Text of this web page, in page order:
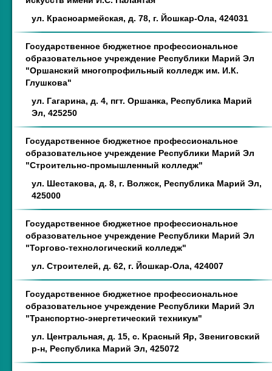
ул. Красноармейская, д. 78, г. Йошкар-Ола, 424031
Государственное бюджетное профессиональное
образовательное учреждение Республики Марий Эл
"Оршанский многопрофильный колледж им. И.К.
Глушкова"
ул. Гагарина, д. 4, пгт. Оршанка, Республика Марий
Эл, 425250
Государственное бюджетное профессиональное
образовательное учреждение Республики Марий Эл
"Строительно-промышленный колледж"
ул. Шестакова, д. 8, г. Волжск, Республика Марий Эл,
425000
Государственное бюджетное профессиональное
образовательное учреждение Республики Марий Эл
"Торгово-технологический колледж"
ул. Строителей, д. 62, г. Йошкар-Ола, 424007
Государственное бюджетное профессиональное
образовательное учреждение Республики Марий Эл
"Транспортно-энергетический техникум"
ул. Центральная, д. 15, с. Красный Яр, Звениговский
р-н, Республика Марий Эл, 425072